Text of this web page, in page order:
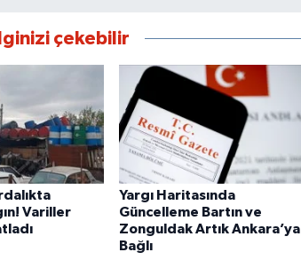
çekebilir
Variller
Yargı Haritasında
Güncelleme Bartın ve
Zonguldak Artık Ankara’ya
Bağlı